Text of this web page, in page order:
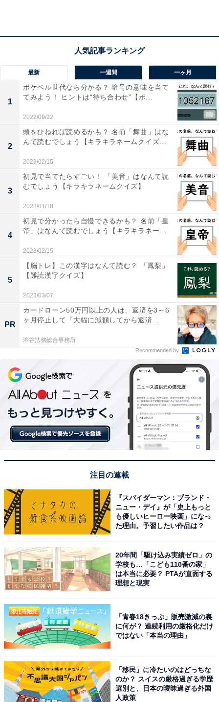
難易度高めの「ポケベル暗号」、解読できる？ ヒント
は“遊びの定番スポーツ”【ポケベル暗号クイズ】
この4桁の数字、なんて読む？ ポケベルで流行っていた
「語呂合わせ」を解読しよう【ポケベル暗号クイズ】
・
【初級編】ポケベル暗号を当ててみよう！ この数字の並
び、なんて読む？【ポケベル暗号クイズ】
最新 一週間 一ヶ月
1
ポケベル世代なら分かる？ 暗号の意味を当て
てみよう！ ヒントは“待ち合わせ”【ポ...
2022/09/22
2
頭をひねれば読めるかも？ 名前「舞曲」はな
んて読むでしょう【キラキラネームクイズ...
2023/02/15
3
初見で当てたらすごい！ 「美音」はなんて読
むでしょう【キラキラネームクイズ】
2023/01/18
4
初見で分かったら自慢できるかも？ 名前「皇
帝」はなんて読むでしょう【キラキラネー...
2023/02/15
5
【脳トレ】この漢字はなんて読む？ 「鳳梨」
【難読漢字クイズ】
2023/03/07
PR
カードローン50万円以上の人は、返済を3～6
ヶ月停止して『大幅に減額してから返済...
渋谷法務総合事務所
Recommended by
注目の連載
『スパイダーマン：ブランド・
ニュー・デイ』が「史上もっと
も優しいヒーロー映画」になっ
た理由。予習したい作品は？
20年間「駆け込み実績ゼロ」の
学校も…「こども110番の家」
は本当に必要？ PTAが直面する
理想と現実
「青春18きっぷ」販売激減の裏
に何が？ 連続利用の厳格化だけ
ではない「本当の理由」
「移民」に冷たいのはどっちな
のか？ スイスの厳格過ぎる学歴
選別と、日本の曖昧過ぎる外国
人政策